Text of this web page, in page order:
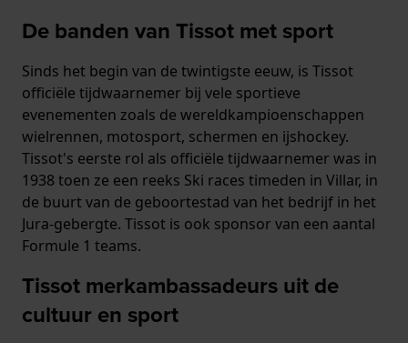
De banden van Tissot met sport
Sinds het begin van de twintigste eeuw, is Tissot
officiële tijdwaarnemer bij vele sportieve
evenementen zoals de wereldkampioenschappen
wielrennen, motosport, schermen en ijshockey.
Tissot's eerste rol als officiële tijdwaarnemer was in
1938 toen ze een reeks Ski races timeden in Villar, in
de buurt van de geboortestad van het bedrijf in het
Jura-gebergte. Tissot is ook sponsor van een aantal
Formule 1 teams.
Tissot merkambassadeurs uit de
cultuur en sport